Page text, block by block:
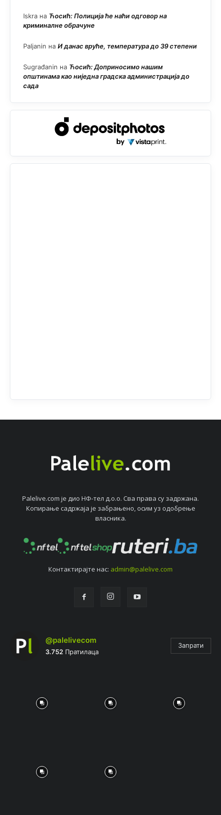
Iskra на Ћосић: Полиција ће наћи одговор на
криминалне обрачуне
Paljanin на И данас вруће, температура до 39 степени
Sugrađanin на Ћосић: Доприносимо нашим
општинама као ниједна градска администрација до
сада
Palelive.com јe дио НФ-тeл д.о.о. Сва права су задржана.
Копирањe садржаја јe забрањeно, осим уз одобрeњe
власника.
Контактирајтe нас: admin@palelive.com
@palelivecom
3.752 Пратилаца
Запрати